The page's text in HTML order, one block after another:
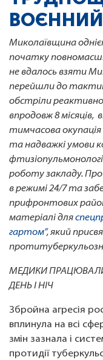
Миколаївщина
початку
не вдалось взяти
перейшли до
обстріли
впродовж 8 місяців,
тимчасова
та надважкі умови
роботу закладу.
в режимі 24/7 та
прифронтових
матеріалі для
гартом”, який
МЕДИКИ
ДЕНЬ І НІЧ
Збройна агресія
вплинула на всі
змін зазнала і
протидії